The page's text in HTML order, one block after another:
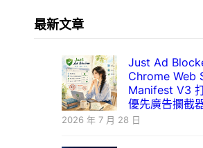
最新文章
Just Ad
Chrome Web
Manifest V3
優先廣告攔截
2026 年 7 月 28 日